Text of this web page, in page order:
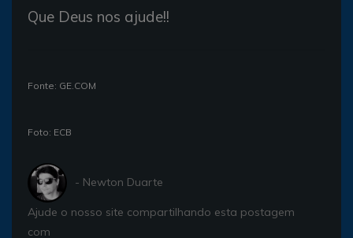
Que Deus nos ajude!!
Fonte: GE.COM
Foto: ECB
- Newton Duarte
Ajude o nosso site compartilhando esta postagem
com